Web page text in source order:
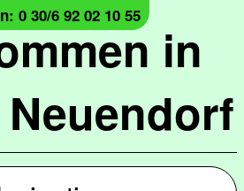
in
0 30/6 92 02 10 55